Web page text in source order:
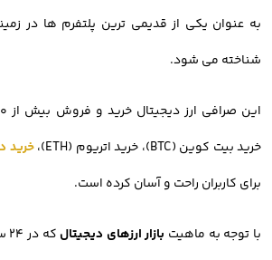
به عنوان یکی از قدیمی ترین پلتفرم ها در
شناخته می شود.
خرید بیت کوین (BTC)، خرید اتریوم (ETH)،
خرید
برای کاربران راحت و آسان کرده است.
با توجه به ماهیت بازار ارزهای دیجیتال